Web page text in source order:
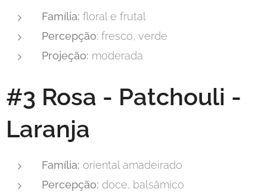
Família: floral e frutal
Percepção: fresco, verde
Projeção: moderada
#3 Rosa - Patchouli -
Laranja
Família: oriental amadeirado
Percepção: doce, balsâmico